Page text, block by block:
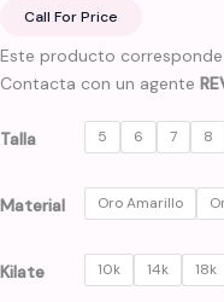
Call For Price
Este producto corresponde
Contacta con un agente
Talla 5 6 7 8
Material Oro Amarillo
Kilate 10k 14k 18k